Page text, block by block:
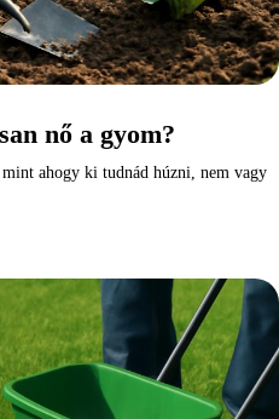
nő a gyom?
ahogy ki tudnád húzni, nem vagy